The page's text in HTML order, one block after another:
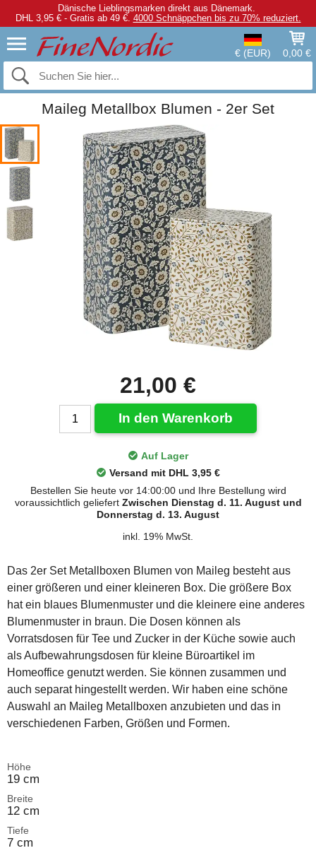
Dänische Lieblingsmarken direkt aus Dänemark.
DHL 3,95 € - Gratis ab 49 €. 4000 Schnäppchen bis zu 70% reduziert.
€ (EUR) 0,00 €
Maileg Metallbox Blumen - 2er Set
21,00 €
In den Warenkorb
Auf Lager
Versand mit DHL 3,95 €
Bestellen Sie heute vor 14:00:00 und Ihre Bestellung wird
voraussichtlich geliefert Zwischen Dienstag d. 11. August und
Donnerstag d. 13. August
inkl. 19% MwSt.
Das 2er Set Metallboxen Blumen von Maileg besteht aus
einer größeren und einer kleineren Box. Die größere Box
hat ein blaues Blumenmuster und die kleinere eine anderes
Blumenmuster in braun. Die Dosen können als
Vorratsdosen für Tee und Zucker in der Küche sowie auch
als Aufbewahrungsdosen für kleine Büroartikel im
Homeoffice genutzt werden. Sie können zusammen und
auch separat hingestellt werden. Wir haben eine schöne
Auswahl an Maileg Metallboxen anzubieten und das in
verschiedenen Farben, Größen und Formen.
Höhe
19 cm
Breite
12 cm
Tiefe
7 cm